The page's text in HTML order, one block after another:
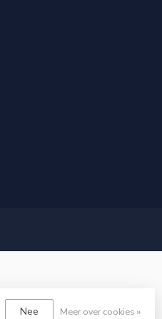
Nee Meer over cookies »